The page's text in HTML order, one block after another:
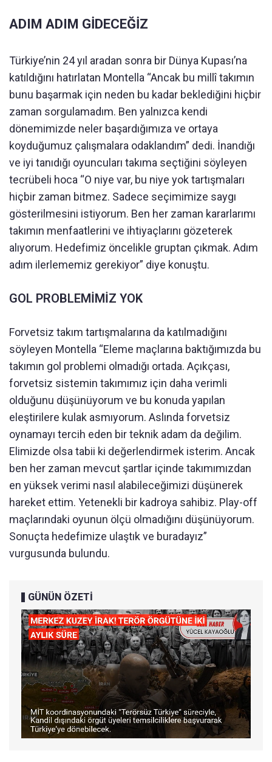
ADIM ADIM GİDECEĞİZ
Türkiye’nin 24 yıl aradan sonra bir Dünya Kupası’na
katıldığını hatırlatan Montella “Ancak bu millî takımın
bunu başarmak için neden bu kadar beklediğini hiçbir
zaman sorgulamadım. Ben yalnızca kendi
dönemimizde neler başardığımıza ve ortaya
koyduğumuz çalışmalara odaklandım” dedi. İnandığı
ve iyi tanıdığı oyuncuları takıma seçtiğini söyleyen
tecrübeli hoca “O niye var, bu niye yok tartışmaları
hiçbir zaman bitmez. Sadece seçimimize saygı
gösterilmesini istiyorum. Ben her zaman kararlarımı
takımın menfaatlerini ve ihtiyaçlarını gözeterek
alıyorum. Hedefimiz öncelikle gruptan çıkmak. Adım
adım ilerlememiz gerekiyor” diye konuştu.
GOL PROBLEMİMİZ YOK
Forvetsiz takım tartışmalarına da katılmadığını
söyleyen Montella “Eleme maçlarına baktığımızda bu
takımın gol problemi olmadığı ortada. Açıkçası,
forvetsiz sistemin takımımız için daha verimli
olduğunu düşünüyorum ve bu konuda yapılan
eleştirilere kulak asmıyorum. Aslında forvetsiz
oynamayı tercih eden bir teknik adam da değilim.
Elimizde olsa tabii ki değerlendirmek isterim. Ancak
ben her zaman mevcut şartlar içinde takımımızdan
en yüksek verimi nasıl alabileceğimizi düşünerek
hareket ettim. Yetenekli bir kadroya sahibiz. Play-off
maçlarındaki oyunun ölçü olmadığını düşünüyorum.
Sonuçta hedefimize ulaştık ve buradayız”
vurgusunda bulundu.
GÜNÜN ÖZETİ